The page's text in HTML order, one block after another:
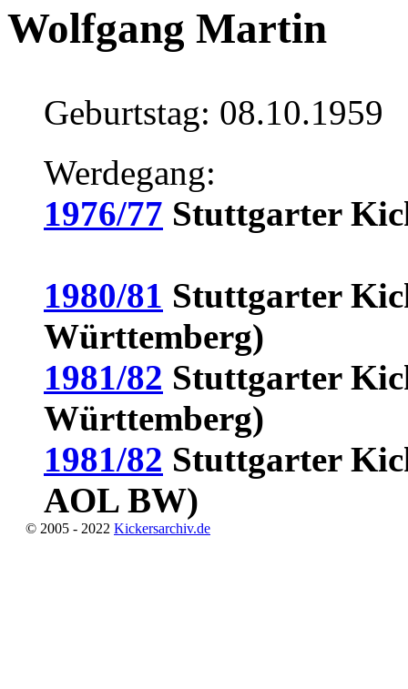
Wolfgang Martin
Geburtstag: 08.10.1959
Werdegang:
1976/77 Stuttgarter
1980/81 Stuttgarter
Württemberg)
1981/82 Stuttgarter
Württemberg)
1981/82 Stuttgarter
AOL BW)
© 2005 - 2022 Kickersarchiv.de